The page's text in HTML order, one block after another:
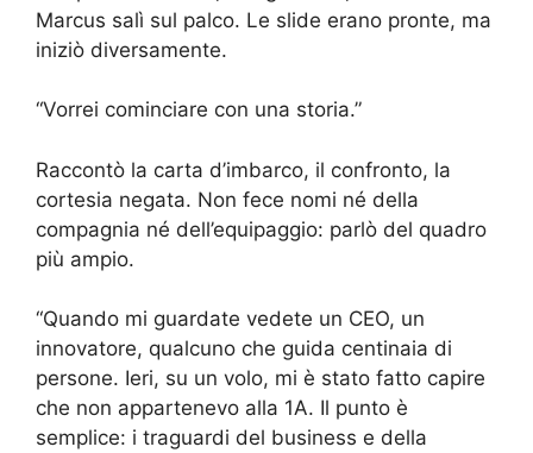
Marcus salì sul palco. Le slide erano pronte, ma
iniziò diversamente.
“Vorrei cominciare con una storia.”
Raccontò la carta d’imbarco, il confronto, la
cortesia negata. Non fece nomi né della
compagnia né dell’equipaggio: parlò del quadro
più ampio.
“Quando mi guardate vedete un CEO, un
innovatore, qualcuno che guida centinaia di
persone. Ieri, su un volo, mi è stato fatto capire
che non appartenevo alla 1A. Il punto è
semplice: i traguardi del business e della